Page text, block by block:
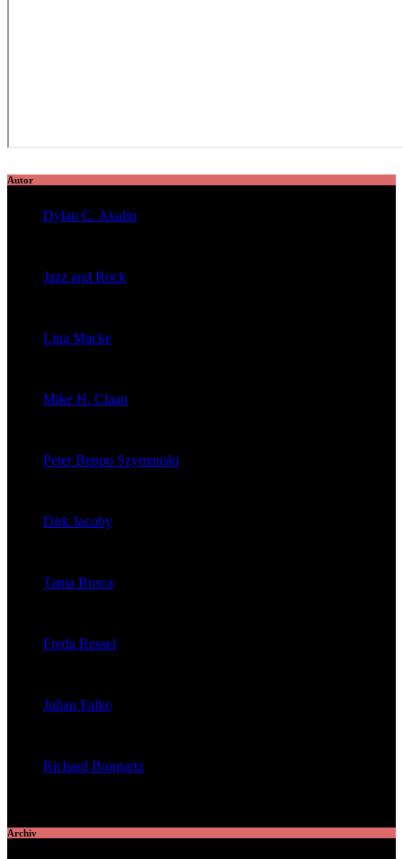
Autor
Dylan C. Akalin
Jazz and Rock
Lina Macke
Mike H. Claan
Peter Beppo Szymanski
Dirk Jacoby
Tania Rusca
Freda Ressel
Julian Falke
Richard Bongartz
Archiv